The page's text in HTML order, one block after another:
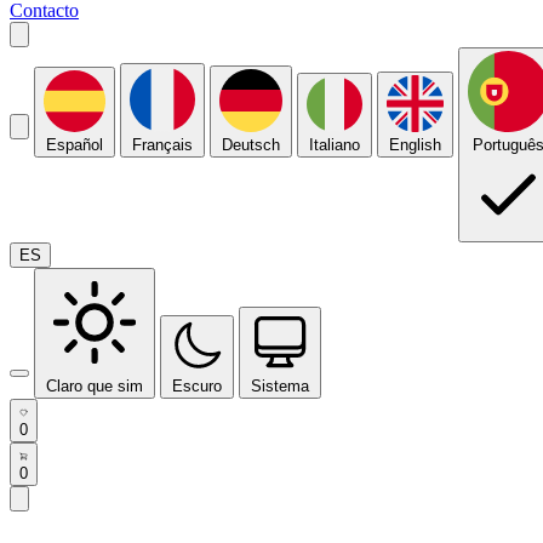
Contacto
Español Français Deutsch Italiano English Português
ES
Claro que sim Escuro Sistema
0
0